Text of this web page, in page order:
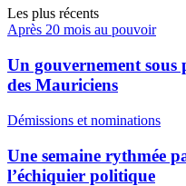
Les plus récents
Après 20 mois au pouvoir
Un gouvernement sous
des Mauriciens
Démissions et nominations
Une semaine rythmée
l’échiquier politique